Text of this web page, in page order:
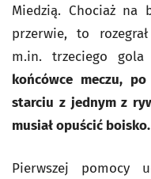
Miedzią. Chociaż na
przerwie, to
m.in. trzeciego gola
końcówce meczu,
starciu z jednym z
musiał opuścić boisko.
Pierwszej pomocy